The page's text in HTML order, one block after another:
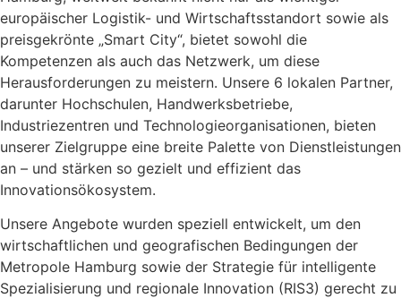
europäischer Logistik- und Wirtschaftsstandort sowie als
preisgekrönte „Smart City“, bietet sowohl die
Kompetenzen als auch das Netzwerk, um diese
Herausforderungen zu meistern. Unsere 6 lokalen Partner,
darunter Hochschulen, Handwerksbetriebe,
Industriezentren und Technologieorganisationen, bieten
unserer Zielgruppe eine breite Palette von Dienstleistungen
an – und stärken so gezielt und effizient das
Innovationsökosystem.
Unsere Angebote wurden speziell entwickelt, um den
wirtschaftlichen und geografischen Bedingungen der
Metropole Hamburg sowie der Strategie für intelligente
Spezialisierung und regionale Innovation (RIS3) gerecht zu